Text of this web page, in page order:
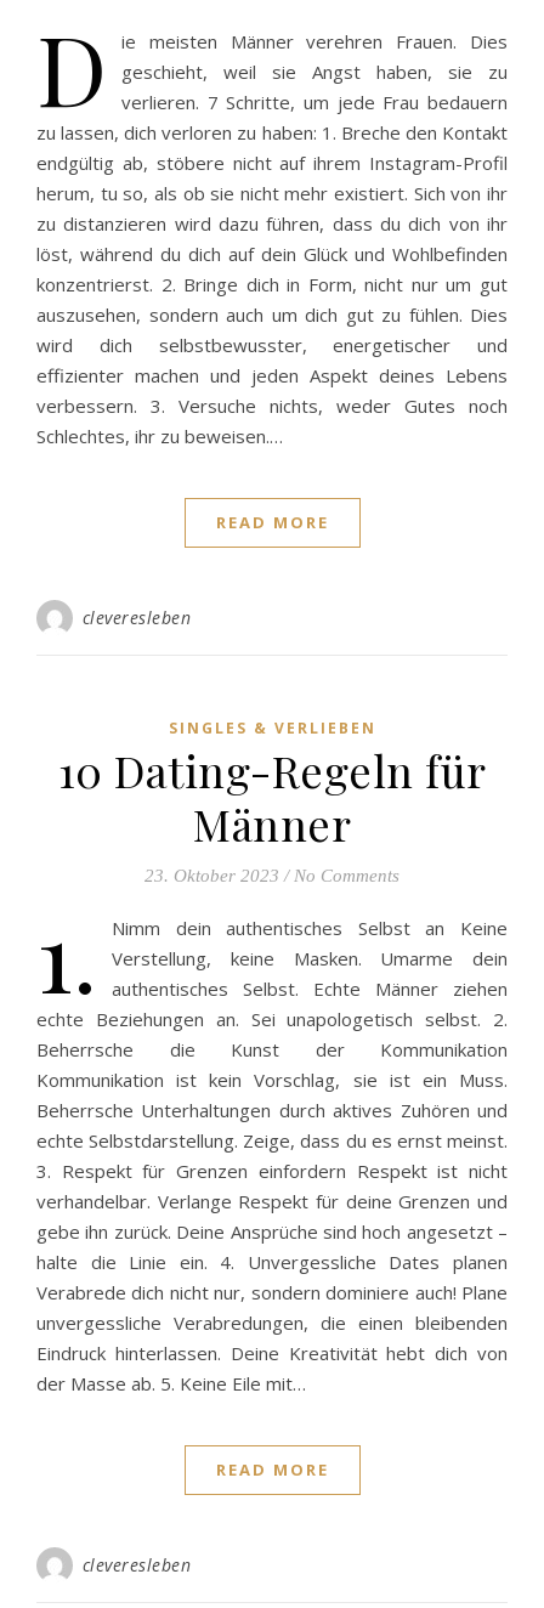
D
ie meisten Männer verehren Frauen. Dies
geschieht, weil sie Angst haben, sie zu
verlieren. 7 Schritte, um jede Frau bedauern
zu lassen, dich verloren zu haben: 1. Breche den Kontakt
endgültig ab, stöbere nicht auf ihrem Instagram-Profil
herum, tu so, als ob sie nicht mehr existiert. Sich von ihr
zu distanzieren wird dazu führen, dass du dich von ihr
löst, während du dich auf dein Glück und Wohlbefinden
konzentrierst. 2. Bringe dich in Form, nicht nur um gut
auszusehen, sondern auch um dich gut zu fühlen. Dies
wird dich selbstbewusster, energetischer und
effizienter machen und jeden Aspekt deines Lebens
verbessern. 3. Versuche nichts, weder Gutes noch
Schlechtes, ihr zu beweisen.…
READ MORE
cleveresleben
SINGLES & VERLIEBEN
10 Dating-Regeln für
Männer
23. Oktober 2023 / No Comments
1.
Nimm dein authentisches Selbst an Keine
Verstellung, keine Masken. Umarme dein
authentisches Selbst. Echte Männer ziehen
echte Beziehungen an. Sei unapologetisch selbst. 2.
Beherrsche die Kunst der Kommunikation
Kommunikation ist kein Vorschlag, sie ist ein Muss.
Beherrsche Unterhaltungen durch aktives Zuhören und
echte Selbstdarstellung. Zeige, dass du es ernst meinst.
3. Respekt für Grenzen einfordern Respekt ist nicht
verhandelbar. Verlange Respekt für deine Grenzen und
gebe ihn zurück. Deine Ansprüche sind hoch angesetzt –
halte die Linie ein. 4. Unvergessliche Dates planen
Verabrede dich nicht nur, sondern dominiere auch! Plane
unvergessliche Verabredungen, die einen bleibenden
Eindruck hinterlassen. Deine Kreativität hebt dich von
der Masse ab. 5. Keine Eile mit…
READ MORE
cleveresleben